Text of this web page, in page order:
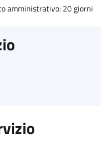
amministrativo: 20 giorni